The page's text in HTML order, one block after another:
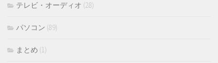
テレビ・オーディオ (28)
パソコン (89)
まとめ (1)